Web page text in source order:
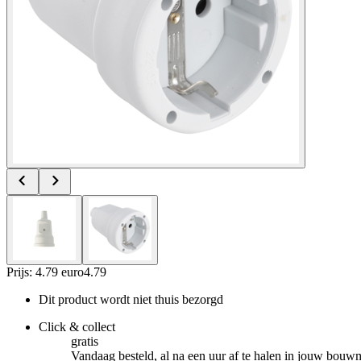
Prijs: 4.79 euro4.79
Dit product wordt niet thuis bezorgd
Click & collect
gratis
Vandaag besteld, al na een uur af te halen in jouw